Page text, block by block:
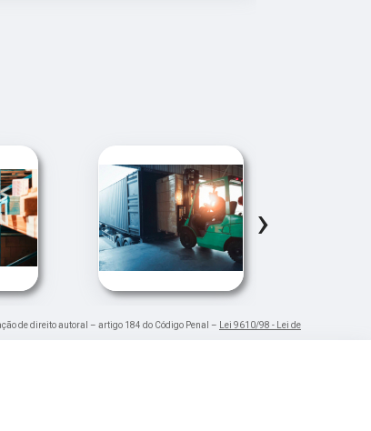
›
de direito autoral – artigo 184 do Código Penal –
Lei 9610/98 - Lei de